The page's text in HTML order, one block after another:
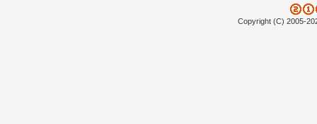
Copyright (C) 2005-